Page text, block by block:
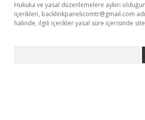
Hukuka ve yasal düzenlemelere aykırı
içerikleri, backlinkpanelicomtr@gmail.com
halinde, ilgili içerikler yasal süre içerisinde